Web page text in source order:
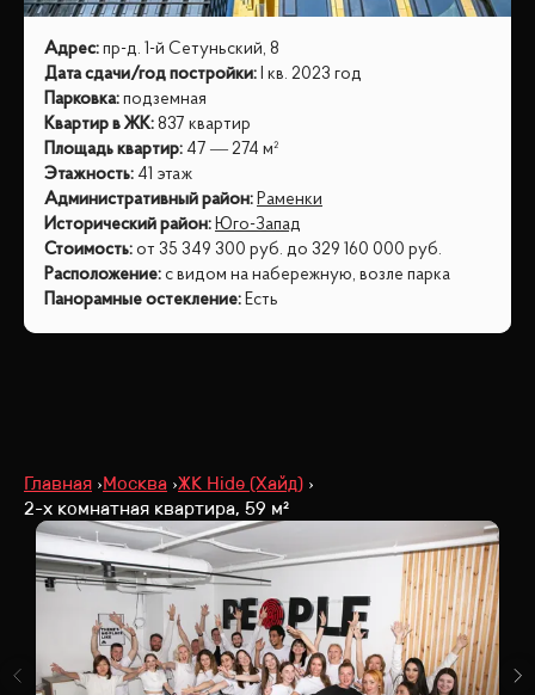
Адрес: пр-д. 1-й Сетуньский, 8
Дата сдачи/год постройки: I кв. 2023 год
Парковка: подземная
Квартир в ЖК: 837 квартир
Площадь квартир: 47 — 274 м²
Этажность: 41 этаж
Административный район: Раменки
Исторический район: Юго-Запад
Стоимость: от 35 349 300 руб. до 329 160 000 руб.
Расположение: с видом на набережную, возле парка
Панорамные остекление: Есть
Главная Москва ЖК Hide (Хайд)
2-х комнатная квартира, 59 м²